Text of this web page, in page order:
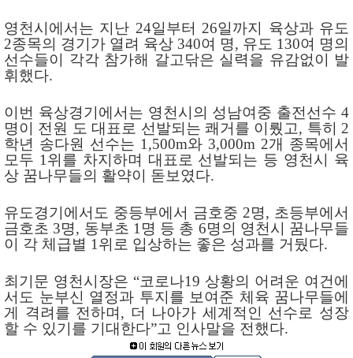
영천시에서는 지난 24일부터 26일까지 육상과 유도
2종목의 경기가 열려 육상 340여 명, 유도 130여 명의
선수들이 각각 참가해 갈고닦은 실력을 유감없이 발
휘했다.
이번 육상경기에서는 영천시의 성남여중 출전선수 4
명이 전원 도 대표로 선발되는 쾌거를 이뤘고, 특히 2
학년 송다원 선수는 1,500m와 3,000m 2개 종목에서
모두 1 위를 차지하며 대표로 선발되는 등 영천시 육
상 꿈나무들의 활약이 돋보였다.
유도경기에서도 중등부에서 금호중 2명, 초등부에서
금호초 3명, 동부초 1 명 등 총 6명의 영천시 꿈나무들
이 각 체급별 1 위로 입상하는 좋은 성과를 거뒀다.
최기문 영천시장은 “코로나19 상황의 어려운 여건에
서도 눈부신 열정과 투지를 보여준 체육 꿈나무들에
게 격려를 전하며 , 더 나아가 세계적인 선수로 성장
할 수 있기를 기대한다”고 인사말을 전했다.